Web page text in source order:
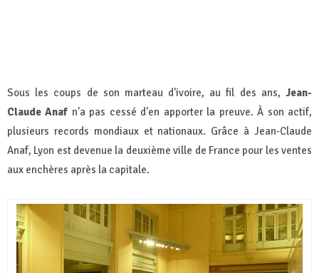
Sous les coups de son marteau d'ivoire, au fil des ans, Jean-
Claude Anaf n'a pas cessé d'en apporter la preuve. À son actif,
plusieurs records mondiaux et nationaux. Grâce à Jean-Claude
Anaf, Lyon est devenue la deuxième ville de France pour les ventes
aux enchères après la capitale.